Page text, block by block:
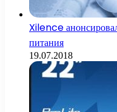
Xilence
питания
19.07.2018